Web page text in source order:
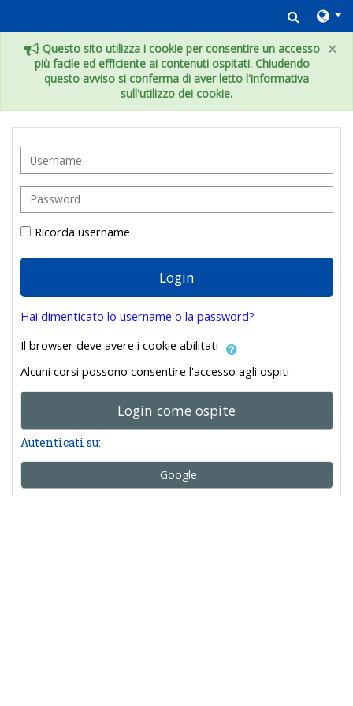
×
Questo sito utilizza i cookie per consentire un accesso
più facile ed efficiente ai contenuti ospitati. Chiudendo
questo avviso si conferma di aver letto l'informativa
sull'utilizzo dei cookie.
Username
Password
Ricorda username
Login
Hai dimenticato lo username o la password?
Il browser deve avere i cookie abilitati
Alcuni corsi possono consentire l'accesso agli ospiti
Login come ospite
Autenticati su:
Google